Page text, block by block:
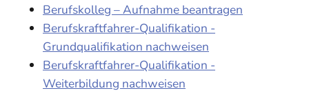
Berufskolleg – Aufnahme beantragen
Berufskraftfahrer-Qualifikation -
Grundqualifikation nachweisen
Berufskraftfahrer-Qualifikation -
Weiterbildung nachweisen